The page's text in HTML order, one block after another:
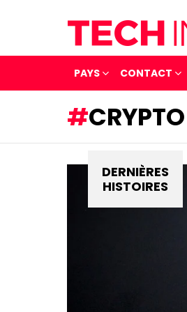
PAYS CONTACT
CRYPTO
DERNIÈRES
HISTOIRES